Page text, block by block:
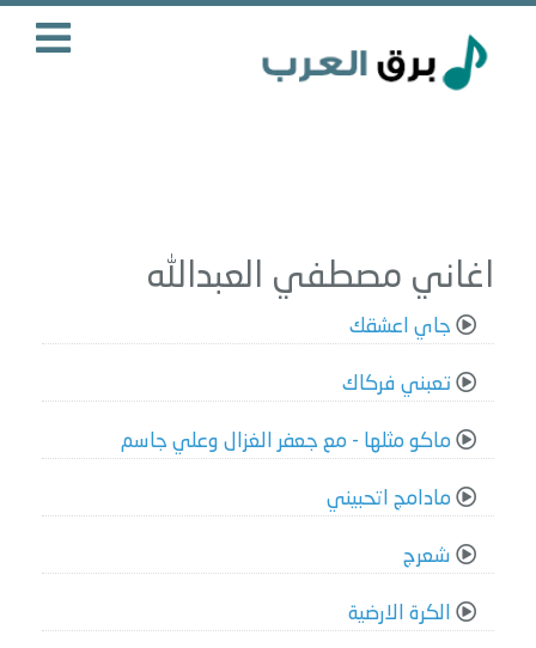
اغاني مصطفي العبدالله
جاي اعشقك
تعبني فركاك
ماكو مثلها - مع جعفر الغزال وعلي جاسم
مادامج اتحبيني
شعرج
الكرة الارضية